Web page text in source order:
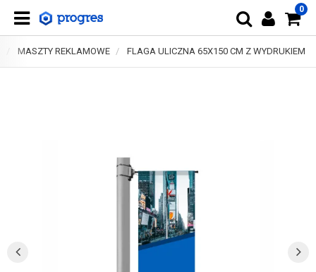
0
MASZTY REKLAMOWE FLAGA ULICZNA 65X150 CM Z WYDRUKIEM